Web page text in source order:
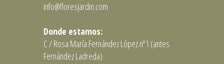
info@floresjardin.com
Donde estamos:
C / Rosa María Fernández López nº1 (antes
Fernández Ladreda)